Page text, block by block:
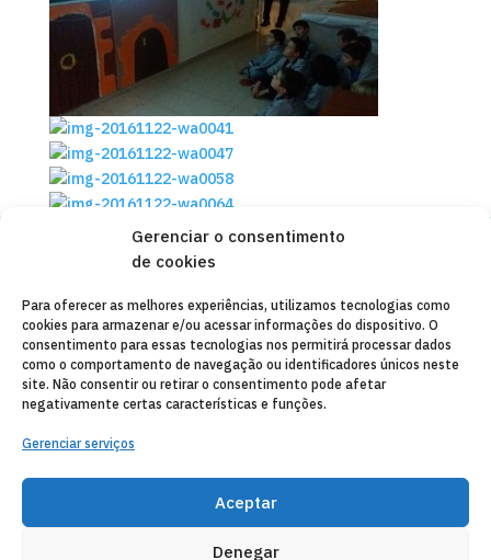
Gerenciar o consentimento
de cookies
Para oferecer as melhores experiências, utilizamos tecnologias como
cookies para armazenar e/ou acessar informações do dispositivo. O
consentimento para essas tecnologias nos permitirá processar dados
como o comportamento de navegação ou identificadores únicos neste
site. Não consentir ou retirar o consentimento pode afetar
negativamente certas características e funções.
Gerenciar serviços
Aceptar
Denegar
Copyleft 2025
AVISO LEGAL
POLÍTICA DE PRIVACIDADE
ENTIDADES COLABORADORAS
CORREIO ELETRÔNICO